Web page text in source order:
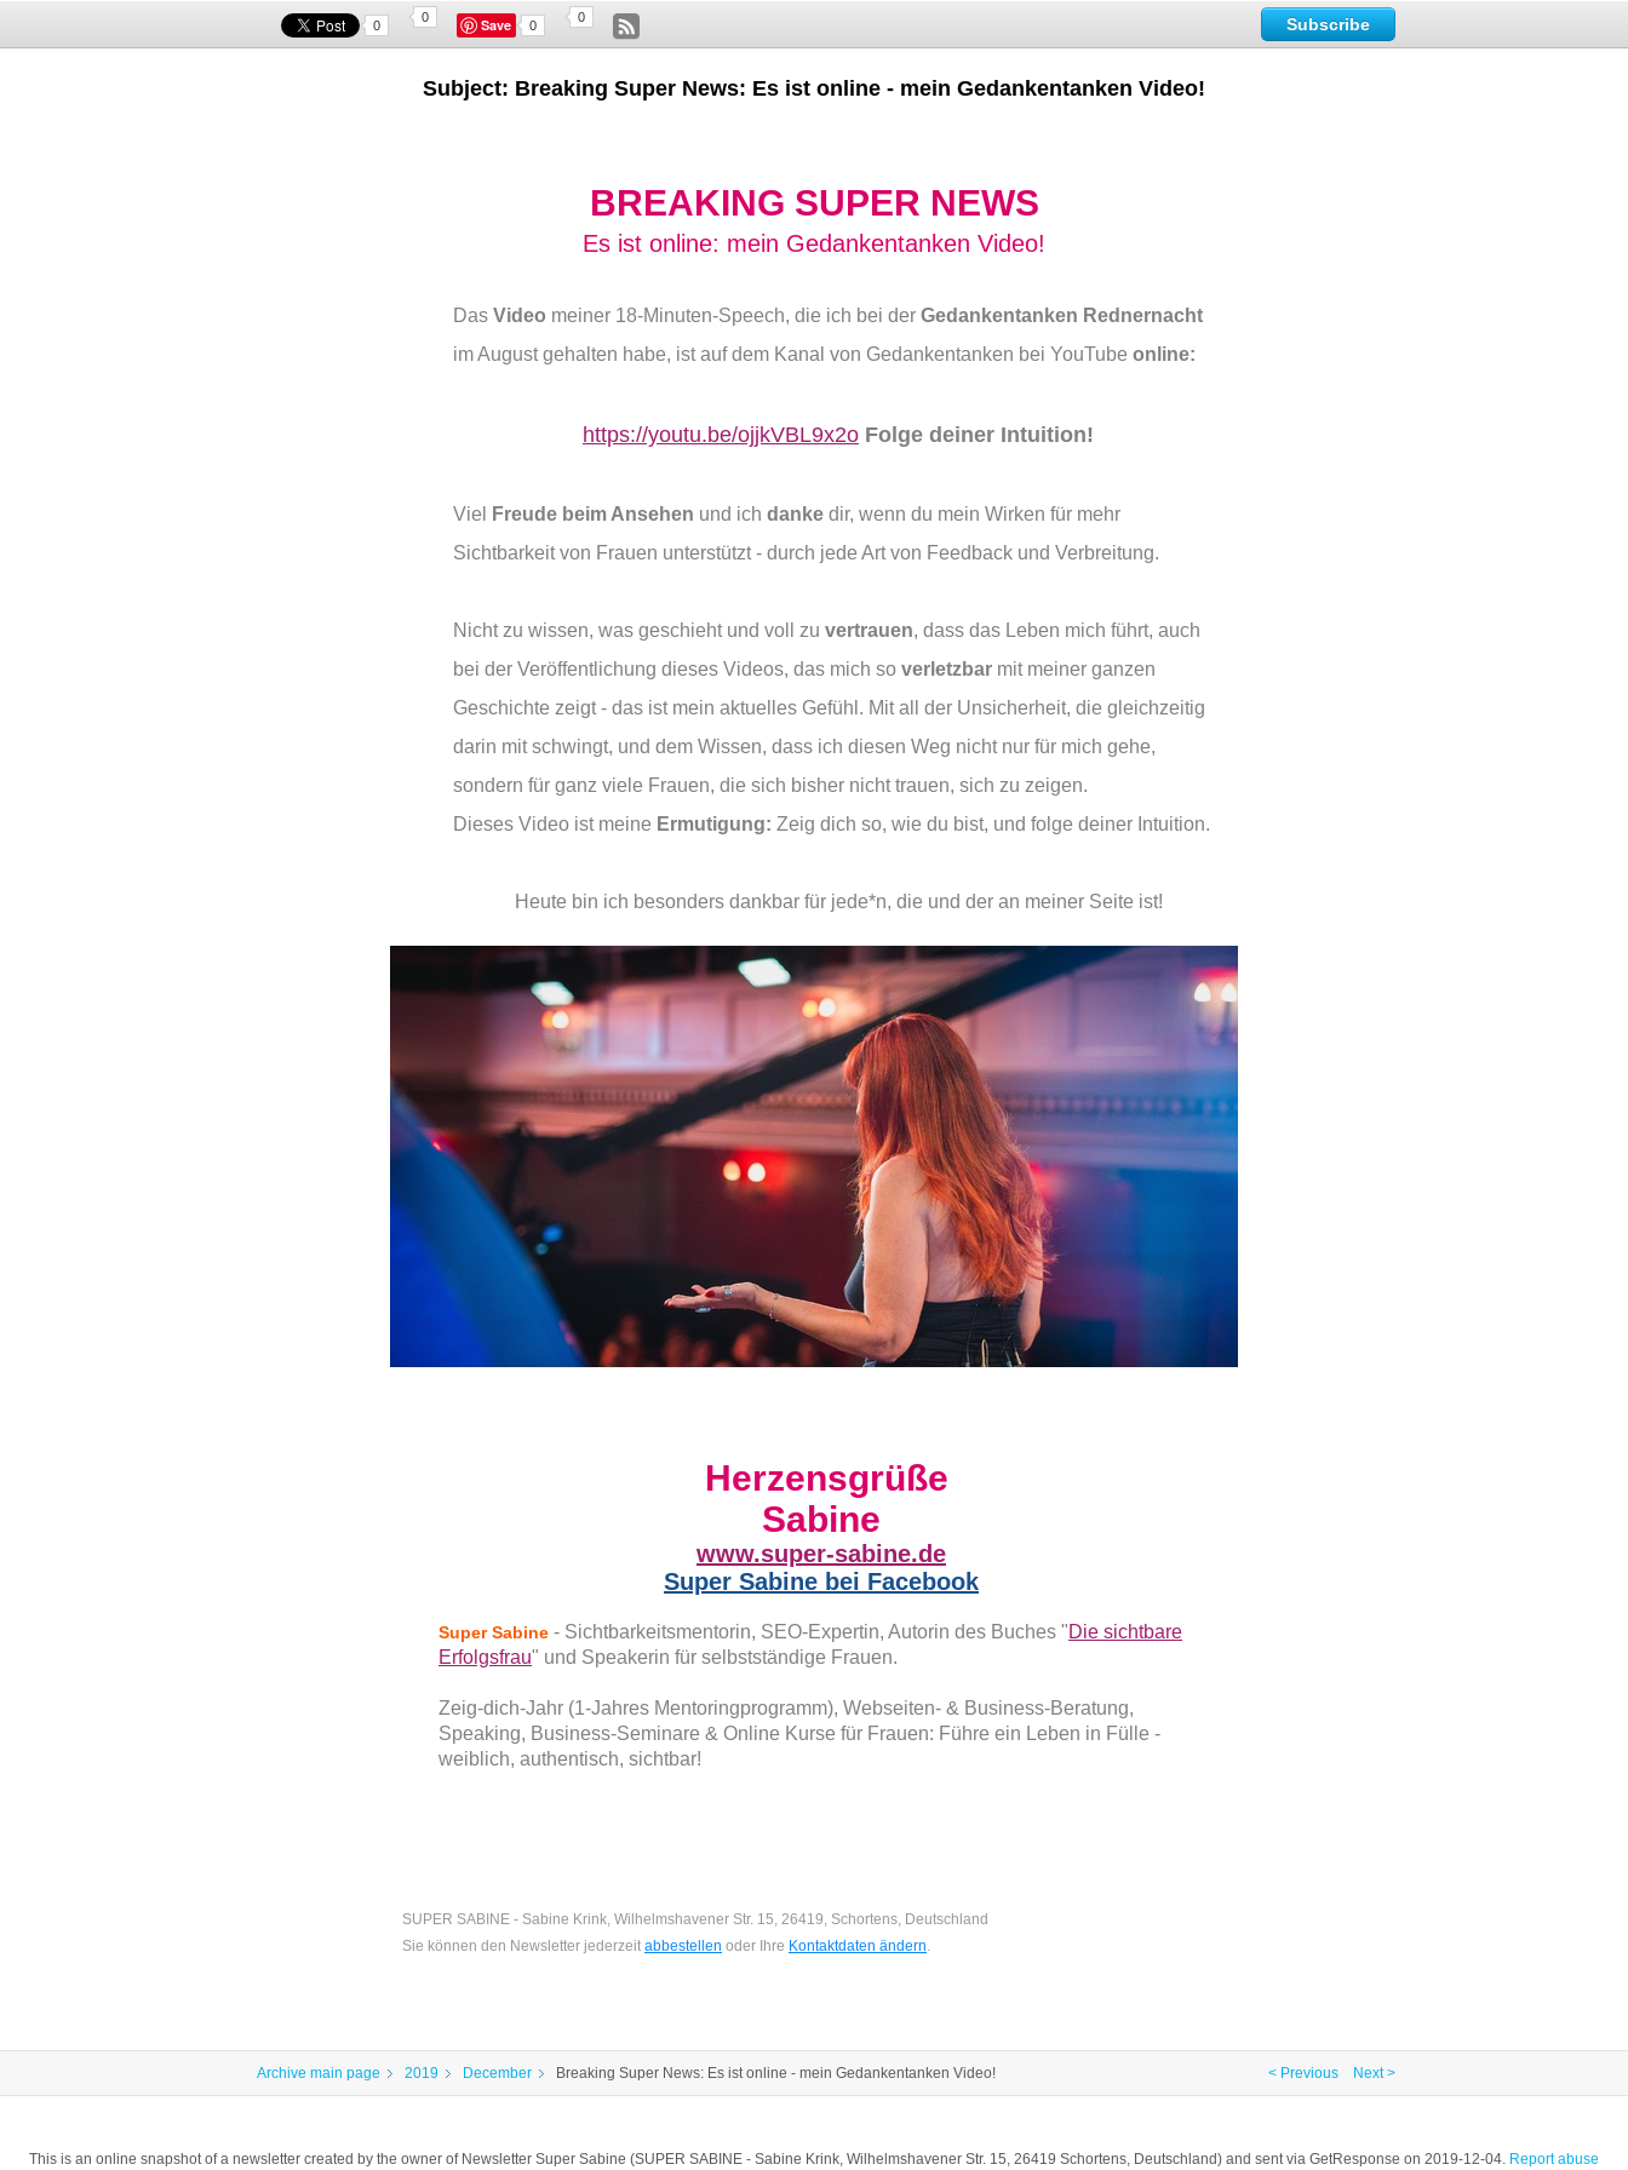
0
0 Save 0
0 Subscribe
Subject: Breaking Super News: Es ist online - mein Gedankentanken Video!
BREAKING SUPER NEWS
Es ist online: mein Gedankentanken Video!
Das Video meiner 18-Minuten-Speech, die ich bei der Gedankentanken Rednernacht
im August gehalten habe, ist auf dem Kanal von Gedankentanken bei YouTube online:
https://youtu.be/ojjkVBL9x2o Folge deiner Intuition!
Viel Freude beim Ansehen und ich danke dir, wenn du mein Wirken für mehr
Sichtbarkeit von Frauen unterstützt - durch jede Art von Feedback und Verbreitung.
Nicht zu wissen, was geschieht und voll zu vertrauen, dass das Leben mich führt, auch
bei der Veröffentlichung dieses Videos, das mich so verletzbar mit meiner ganzen
Geschichte zeigt - das ist mein aktuelles Gefühl. Mit all der Unsicherheit, die gleichzeitig
darin mit schwingt, und dem Wissen, dass ich diesen Weg nicht nur für mich gehe,
sondern für ganz viele Frauen, die sich bisher nicht trauen, sich zu zeigen.
Dieses Video ist meine Ermutigung: Zeig dich so, wie du bist, und folge deiner Intuition.
Heute bin ich besonders dankbar für jede*n, die und der an meiner Seite ist!
Herzensgrüße
Sabine
www.super-sabine.de
Super Sabine bei Facebook
Super Sabine - Sichtbarkeitsmentorin, SEO-Expertin, Autorin des Buches "Die sichtbare
Erfolgsfrau" und Speakerin für selbstständige Frauen.
Zeig-dich-Jahr (1-Jahres Mentoringprogramm), Webseiten- & Business-Beratung,
Speaking, Business-Seminare & Online Kurse für Frauen: Führe ein Leben in Fülle -
weiblich, authentisch, sichtbar!
SUPER SABINE - Sabine Krink, Wilhelmshavener Str. 15, 26419, Schortens, Deutschland
Sie können den Newsletter jederzeit abbestellen oder Ihre Kontaktdaten ändern.
Archive main page 2019 December Breaking Super News: Es ist online - mein Gedankentanken Video! < Previous Next >
This is an online snapshot of a newsletter created by the owner of Newsletter Super Sabine (SUPER SABINE - Sabine Krink, Wilhelmshavener Str. 15, 26419 Schortens, Deutschland) and sent via GetResponse on 2019-12-04. Report abuse